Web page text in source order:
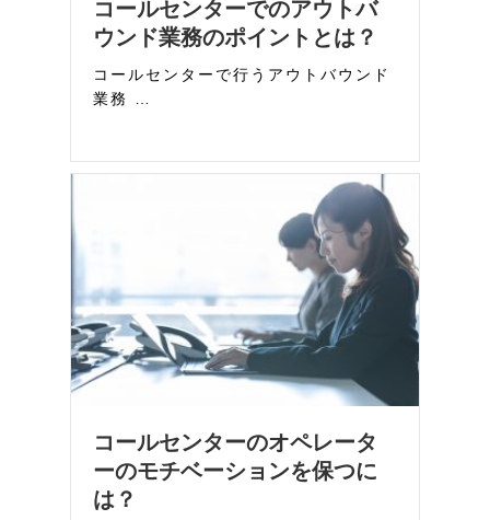
コールセンターでのアウトバ
ウンド業務のポイントとは？
コールセンターで行うアウトバウンド
業務 …
コールセンターのオペレータ
ーのモチベーションを保つに
は？